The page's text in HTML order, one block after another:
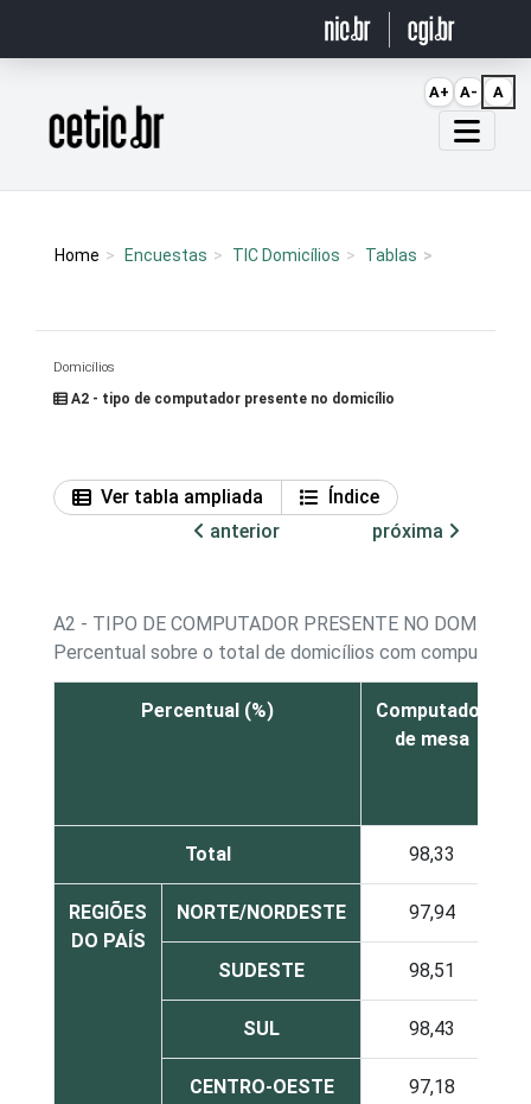
Página inicial
Home Encuestas TIC Domicílios Tablas
Domicílios
A2 - tipo de computador presente no domicílio
Ver tabla ampliada
Índice
anterior
próxima
A2 - TIPO DE COMPUTADOR PRESENTE NO DOMICÍLIO
Percentual sobre o total de domicílios com computador
Percentual (%)
Computador
de mesa
Total 98,33
REGIÕES
DO PAÍS
NORTE/NORDESTE 97,94
SUDESTE 98,51
SUL 98,43
CENTRO-OESTE 97,18
A+ A- A